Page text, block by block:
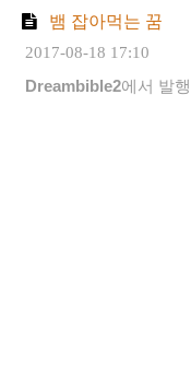
뱀 잡아먹는 꿈
2017-08-18 17:10
Dreambible2에서 발